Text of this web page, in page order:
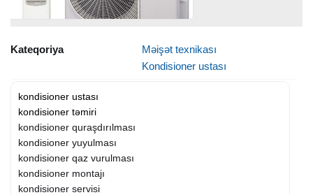
Kateqoriya
Məişət texnikası
Kondisioner ustası
kondisioner ustası
kondisioner təmiri
kondisioner quraşdırılması
kondisioner yuyulması
kondisioner qaz vurulması
kondisioner montajı
kondisioner servisi